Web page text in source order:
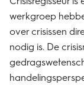
werkgroep
over crisissen
nodig is. De